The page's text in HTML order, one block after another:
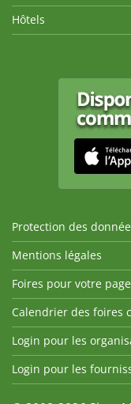
Hôtels
Protection des
Mentions légales
Foires pour votre
Calendrier des foires
Login pour les
Login pour les